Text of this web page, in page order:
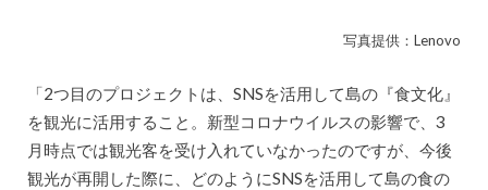
写真提供：Lenovo
「2つ目のプロジェクトは、SNSを活用して島の『食文化』
を観光に活用すること。新型コロナウイルスの影響で、3
月時点では観光客を受け入れていなかったのですが、今後
観光が再開した際に、どのようにSNSを活用して島の食の